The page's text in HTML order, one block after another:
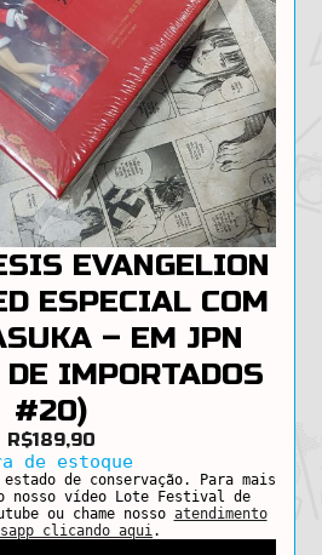
EVANGELION
ESPECIAL COM
– EM JPN
IMPORTADOS
#20)
R$189,90
de estoque
estado de conservação. Para mais
nosso vídeo Lote Festival de
ou chame nosso atendimento
clicando aqui.